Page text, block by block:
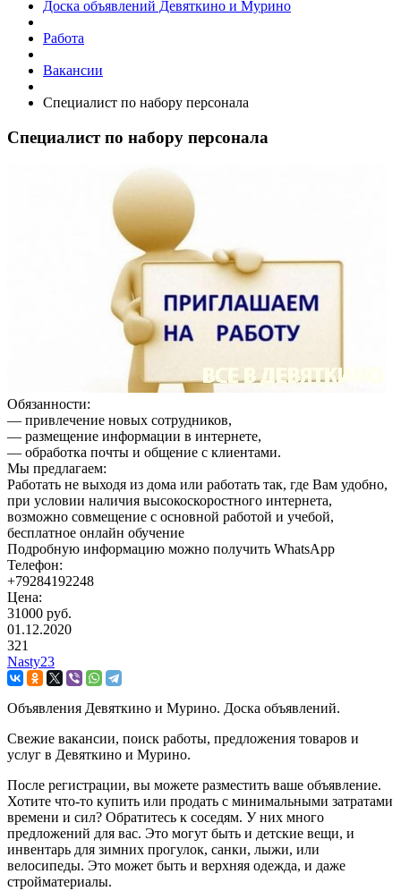
Доска объявлений Девяткино и Мурино
Работа
Вакансии
Специалист по набору персонала
Специалист по набору персонала
Обязанности:
— привлечение новых сотрудников,
— размещение информации в интернете,
— обработка почты и общение с клиентами.
Мы предлагаем:
Работать не выходя из дома или работать так, где Вам удобно,
при условии наличия высокоскоростного интернета,
возможно совмещение с основной работой и учебой,
бесплатное онлайн обучение
Подробную информацию можно получить WhatsApp
Телефон:
+79284192248
Цена:
31000 руб.
01.12.2020
321
Nasty23
Объявления Девяткино и Мурино. Доска объявлений.
Свежие вакансии, поиск работы, предложения товаров и
услуг в Девяткино и Мурино.
После регистрации, вы можете разместить ваше объявление.
Хотите что-то купить или продать с минимальными затратами
времени и сил? Обратитесь к соседям. У них много
предложений для вас. Это могут быть и детские вещи, и
инвентарь для зимних прогулок, санки, лыжи, или
велосипеды. Это может быть и верхняя одежда, и даже
стройматериалы.